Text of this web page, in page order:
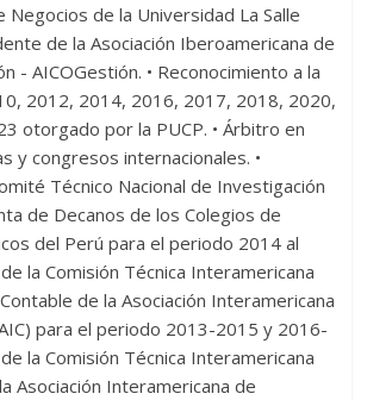
Negocios de la Universidad La Salle
de la Asociación Iberoamericana de
- AICOGestión. • Reconocimiento a la
2012, 2014, 2016, 2017, 2018, 2020,
otorgado por la PUCP. • Árbitro en
y congresos internacionales. •
Técnico Nacional de Investigación
de Decanos de los Colegios de
del Perú para el periodo 2014 al
la Comisión Técnica Interamericana
de la Asociación Interamericana
para el periodo 2013-2015 y 2016-
la Comisión Técnica Interamericana
Asociación Interamericana de